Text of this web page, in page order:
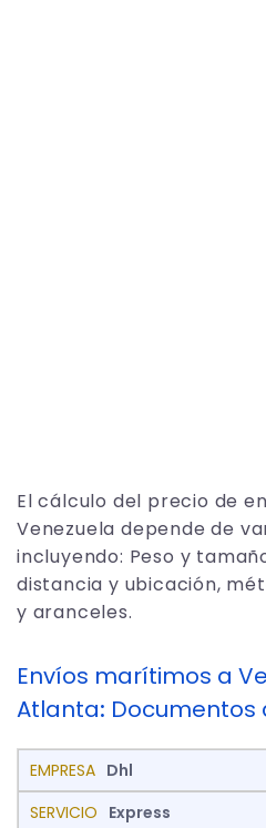
El cálculo del precio de
Venezuela depende de
incluyendo: Peso y
distancia y ubicación,
y aranceles.
Envíos marítimos a
Atlanta: Documentos
Dhl
Express